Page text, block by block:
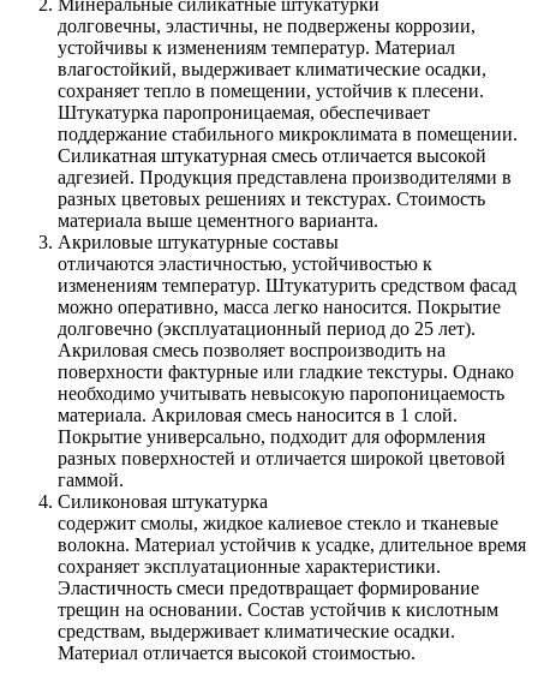
Минеральные силикатные штукатурки
долговечны, эластичны, не подвержены коррозии,
устойчивы к изменениям температур. Материал
влагостойкий, выдерживает климатические осадки,
сохраняет тепло в помещении, устойчив к плесени.
Штукатурка паропроницаемая, обеспечивает
поддержание стабильного микроклимата в помещении.
Силикатная штукатурная смесь отличается высокой
адгезией. Продукция представлена производителями в
разных цветовых решениях и текстурах. Стоимость
материала выше цементного варианта.
Акриловые штукатурные составы
отличаются эластичностью, устойчивостью к
изменениям температур. Штукатурить средством фасад
можно оперативно, масса легко наносится. Покрытие
долговечно (эксплуатационный период до 25 лет).
Акриловая смесь позволяет воспроизводить на
поверхности фактурные или гладкие текстуры. Однако
необходимо учитывать невысокую паропоницаемость
материала. Акриловая смесь наносится в 1 слой.
Покрытие универсально, подходит для оформления
разных поверхностей и отличается широкой цветовой
гаммой.
Силиконовая штукатурка
содержит смолы, жидкое калиевое стекло и тканевые
волокна. Материал устойчив к усадке, длительное время
сохраняет эксплуатационные характеристики.
Эластичность смеси предотвращает формирование
трещин на основании. Состав устойчив к кислотным
средствам, выдерживает климатические осадки.
Материал отличается высокой стоимостью.